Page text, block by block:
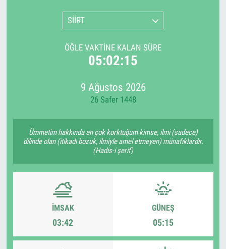
SİİRT
ÖĞLE VAKTINE KALAN SÜRE
05:02:15
9 Ağustos 2026
26 Safer 1448
Ümmetim hakkında en çok korktuğum kimse, ilmi (sadece)
dilinde olan (itikadı bozuk, ilmiyle amel etmeyen) münafıklardır.
(Hadis-i şerif)
İMSAK
03:42
GÜNEŞ
05:15